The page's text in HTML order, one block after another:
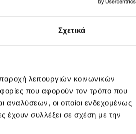
Σχετικά
λειτουργιών κοινωνικών
που αφορούν τον τρόπο που
αναλύσεων, οι οποίοι ενδεχομένως
έχουν συλλέξει σε σχέση με την
Κάθε απόχρωση γίνεται
αναδεικνύοντας το
επισκέπτες θα μπορούν να
να προσφέρει εργαλεία
και απολαυστική εμπειρία.